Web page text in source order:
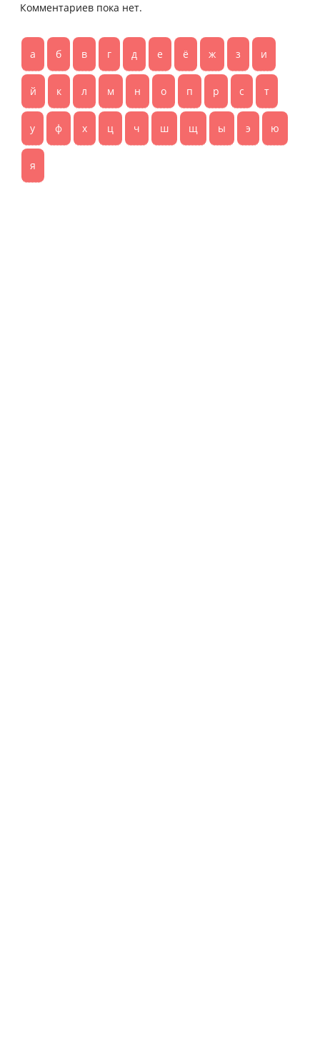
Комментариев пока нет.
а б в г д е ё ж з и
й к л м н о п р с т
у ф х ц ч ш щ ы э ю
я